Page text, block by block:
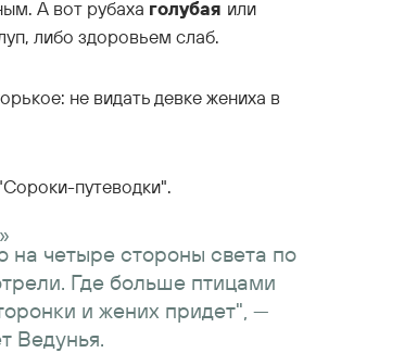
А вот рубаха голубая или
либо здоровьем слаб.
не видать девке жениха в
путеводки".
»
четыре стороны света по
Где больше птицами
и жених придет", —
Ведунья.